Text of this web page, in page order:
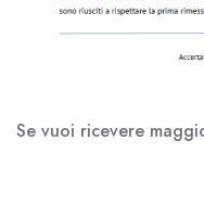
Se vuoi ricevere